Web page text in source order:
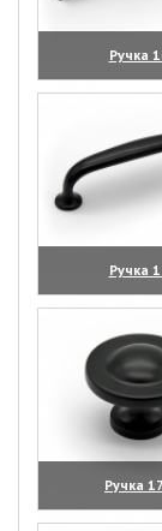
Ручка
Ручка
Ручка